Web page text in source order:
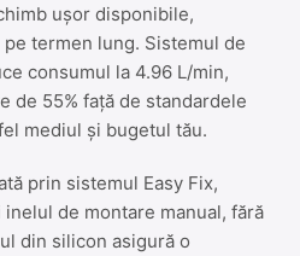
ușor disponibile,
termen lung. Sistemul de
consumul la 4.96 L/min,
de 55% față de standardele
mediul și bugetul tău.
prin sistemul Easy Fix,
de montare manual, fără
din silicon asigură o